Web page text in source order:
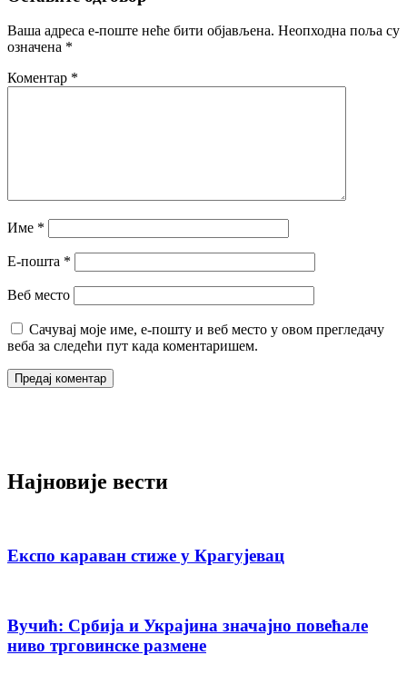
Ваша адреса е-поште неће бити објављена. Неопходна поља су
означена *
Коментар *
Име *
Е-пошта *
Веб место
Сачувај моје име, е-пошту и веб место у овом прегледачу
веба за следећи пут када коментаришем.
Најновије вести
Експо караван стиже у Крагујевац
Вучић: Србија и Украјина значајно повећале
ниво трговинске размене